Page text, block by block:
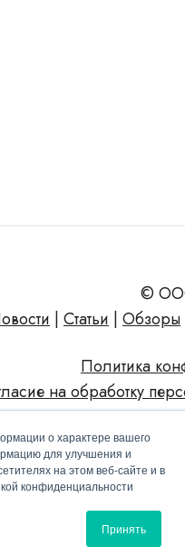
о характере вашего
для улучшения и
на этом веб-сайте и в
конфиденциальности
Принять
©
Статьи Обзоры
Политика
на обработку